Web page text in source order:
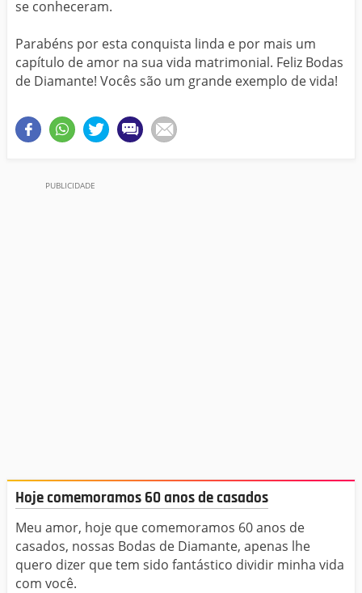
se conheceram.
Parabéns por esta conquista linda e por mais um
capítulo de amor na sua vida matrimonial. Feliz Bodas
de Diamante! Vocês são um grande exemplo de vida!
Hoje comemoramos 60 anos de casados
Meu amor, hoje que comemoramos 60 anos de
casados, nossas Bodas de Diamante, apenas lhe
quero dizer que tem sido fantástico dividir minha vida
com você.